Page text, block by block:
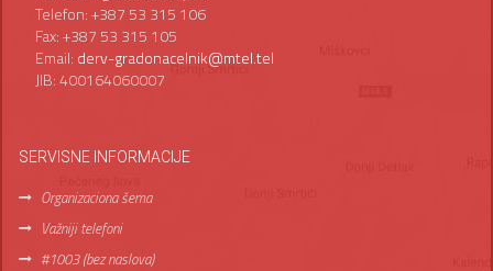
Telefon: +387 53 315 106
Fax: +387 53 315 105
Email: derv-gradonacelnik@mtel.tel
JIB: 400164060007
SERVISNE INFORMACIJE
Organizaciona šema
Važniji telefoni
#1003 (bez naslova)